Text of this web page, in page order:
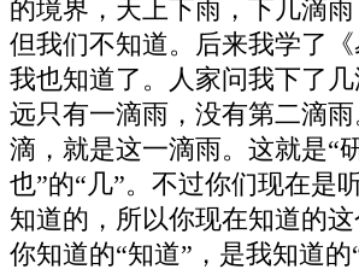
的境界，天上下雨，下几滴雨
但我们不知道。后来我学了《
我也知道了。人家问我下了
远只有一滴雨，没有第二滴
滴，就是这一滴雨。这就是“
也”的“几”。不过你们现在是
知道的，所以你现在知道的
你知道的“知道”，是我知道的